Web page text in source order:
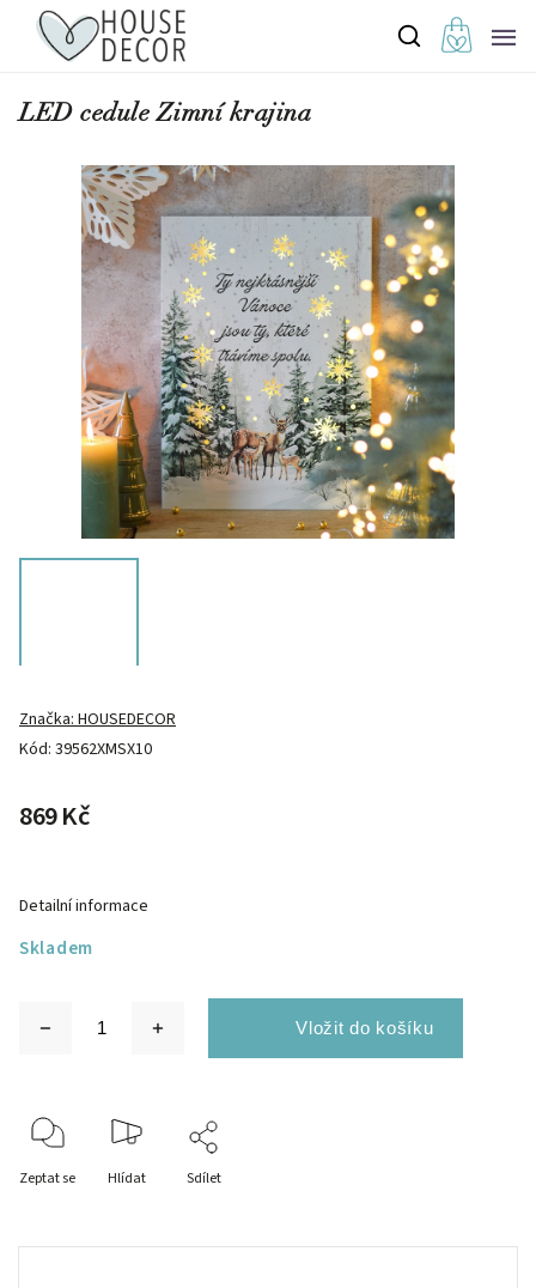
LED cedule Zimní krajina
Kód: 39562XMSX10
Značka:HOUSEDECOR
869 Kč
Skladem
Detailní informace
Zeptat se Hlídat Sdílet